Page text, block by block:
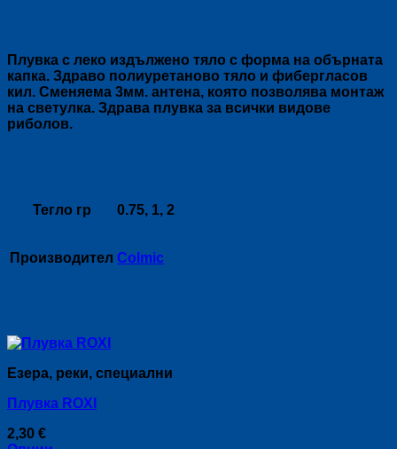
Плувка с леко издължено тяло с форма на обърната
капка. Здраво полиуретаново тяло и фибергласов
кил. Сменяема 3мм. антена, която позволява монтаж
на светулка. Здрава плувка за всички видове
риболов.
Тегло гр 0.75, 1, 2
Производител Colmic
Езера, реки, специални
Плувка ROXI
2,30 €